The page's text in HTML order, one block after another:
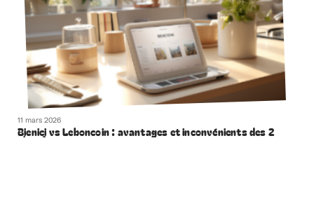
11 mars 2026
Bienici vs Leboncoin : avantages et inconvénients des 2
plateformes